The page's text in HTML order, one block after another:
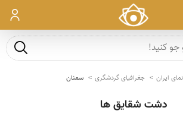
ورود
جست و
نمای ایران جغرافیای گردشگری سمنان
دشت شقایق ها